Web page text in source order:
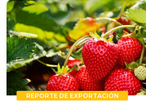
REPORTE DE EXPORTACIÓN